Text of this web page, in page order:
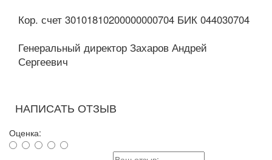
Кор. счет 30101810200000000704 БИК 044030704
Генеральный директор Захаров Андрей
Сергеевич
НАПИСАТЬ ОТЗЫВ
Оценка: